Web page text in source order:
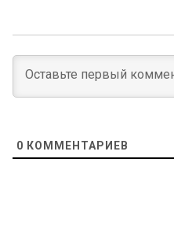
0 КОММЕНТАРИЕВ